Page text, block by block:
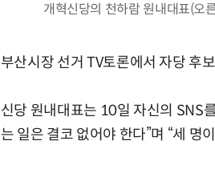
개혁신당의 천하람 원내대표(오
산시장 선거 TV토론에서 자당 후
당 원내대표는 10일 자신의 SNS
일은 결코 없어야 한다”며 “세 명